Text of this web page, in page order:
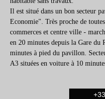
Il est situé dans un bon secteur
Economie". Très proche de
commerces et centre ville -
en 20 minutes depuis la Gare du
minutes à pied du pavillon.
A3 situées en voiture à 10